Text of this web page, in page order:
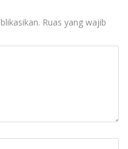
Ruas yang wajib